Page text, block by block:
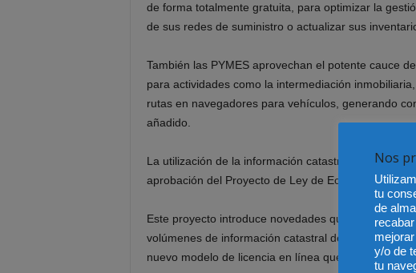
de forma totalmente gratuita, para optimizar la
de sus redes de suministro o actualizar sus
También las PYMES aprovechan el potente cauce
para actividades como la intermediación
rutas en navegadores para vehículos, generando
añadido.
La utilización de la información catastral se verá
aprobación del Proyecto de Ley de Economía
Este proyecto introduce novedades que permitirán
volúmenes de información catastral de manera
nuevo modelo de licencia en línea que establecerá
Nos
tu
de
y/o de
tu